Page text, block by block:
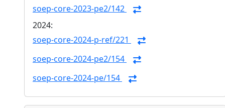
soep-core-2023-pe2/142
2024:
soep-core-2024-p-ref/221
soep-core-2024-pe2/154
soep-core-2024-pe/154